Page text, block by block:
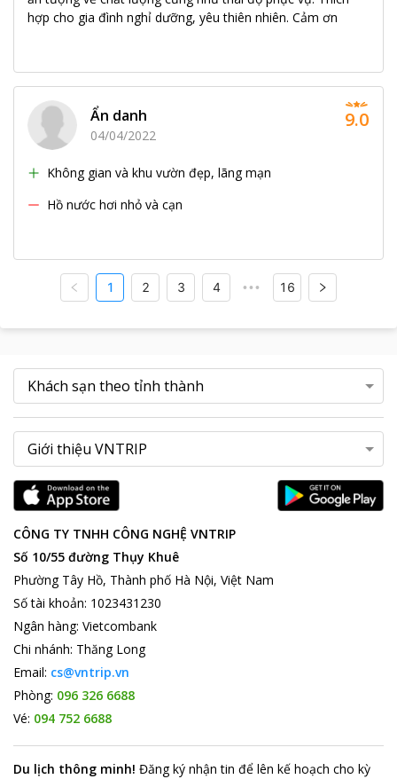
hợp cho gia đình nghỉ dưỡng, yêu thiên nhiên. Cảm ơn
Ẩn danh
04/04/2022
Không gian và khu vườn đẹp, lãng mạn
Hồ nước hơi nhỏ và cạn
9.0
1 2 3 4 ••• 16
CÔNG TY TNHH CÔNG NGHỆ VNTRIP
Số 10/55 đường Thụy Khuê
Phường Tây Hồ, Thành phố Hà Nội, Việt Nam
Số tài khoản: 1023431230
Ngân hàng: Vietcombank
Chi nhánh: Thăng Long
Email: cs@vntrip.vn
Phòng: 096 326 6688
Vé: 094 752 6688
Du lịch thông minh! Đăng ký nhận tin để lên kế hoạch cho kỳ